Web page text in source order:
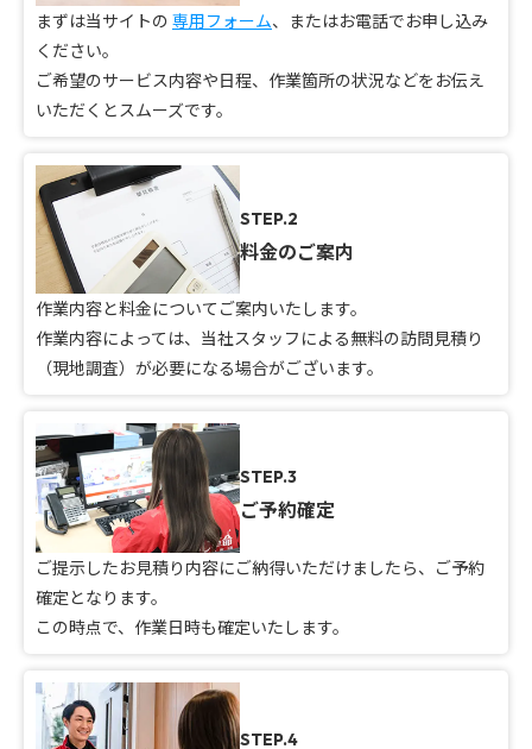
まずは当サイトの 専用フォーム、またはお電話でお申し込み
ください。
ご希望のサービス内容や日程、作業箇所の状況などをお伝え
いただくとスムーズです。
STEP.2
料金のご案内
作業内容と料金についてご案内いたします。
作業内容によっては、当社スタッフによる無料の訪問見積り
（現地調査）が必要になる場合がございます。
STEP.3
ご予約確定
ご提示したお見積り内容にご納得いただけましたら、ご予約
確定となります。
この時点で、作業日時も確定いたします。
STEP.4